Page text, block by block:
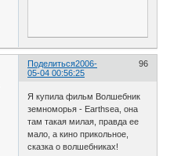
Поделиться 96
2006-
05-04 00:56:25
Я купила фильм Волшебник
земноморья - Earthsea, она
там такая милая, правда ее
мало, а кино прикольное,
сказка о волшебниках!